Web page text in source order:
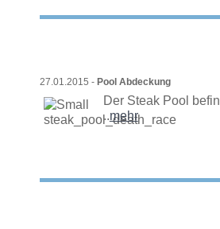
27.01.2015 - Pool Abdeckung
Der Steak Pool
..mehr